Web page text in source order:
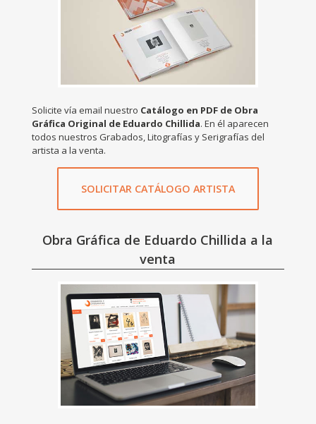
Solicite vía email nuestro Catálogo en PDF de Obra
Gráfica Original de Eduardo Chillida. En él aparecen
todos nuestros Grabados, Litografías y Serigrafías del
artista a la venta.
SOLICITAR CATÁLOGO ARTISTA
Obra Gráfica de Eduardo Chillida a la
venta